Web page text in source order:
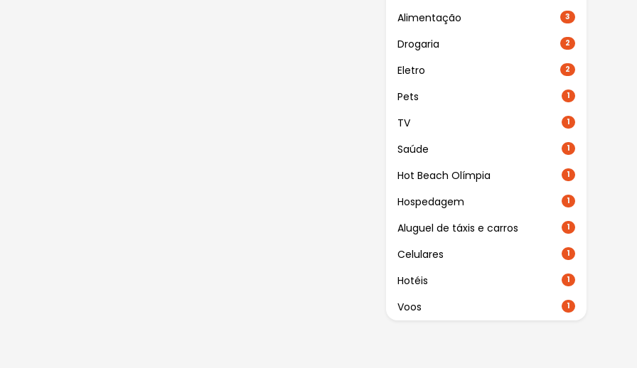
Alimentação 3
Drogaria 2
Eletro 2
Pets 1
TV 1
Saúde 1
Hot Beach Olímpia 1
Hospedagem 1
Aluguel de táxis e carros 1
Celulares 1
Hotéis 1
Voos 1